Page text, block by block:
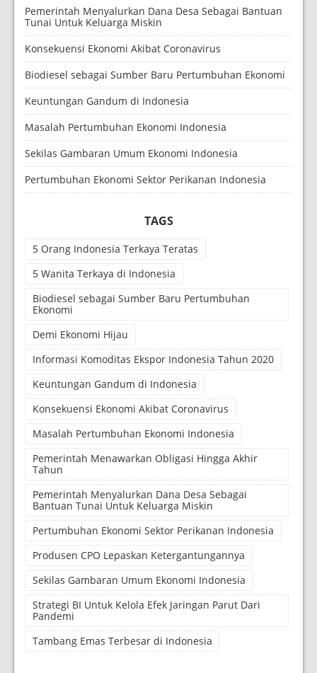
Pemerintah Menyalurkan Dana Desa Sebagai Bantuan
Tunai Untuk Keluarga Miskin
Konsekuensi Ekonomi Akibat Coronavirus
Biodiesel sebagai Sumber Baru Pertumbuhan Ekonomi
Keuntungan Gandum di Indonesia
Masalah Pertumbuhan Ekonomi Indonesia
Sekilas Gambaran Umum Ekonomi Indonesia
Pertumbuhan Ekonomi Sektor Perikanan Indonesia
TAGS
5 Orang Indonesia Terkaya Teratas
5 Wanita Terkaya di Indonesia
Biodiesel sebagai Sumber Baru Pertumbuhan
Ekonomi
Demi Ekonomi Hijau
Informasi Komoditas Ekspor Indonesia Tahun 2020
Keuntungan Gandum di Indonesia
Konsekuensi Ekonomi Akibat Coronavirus
Masalah Pertumbuhan Ekonomi Indonesia
Pemerintah Menawarkan Obligasi Hingga Akhir
Tahun
Pemerintah Menyalurkan Dana Desa Sebagai
Bantuan Tunai Untuk Keluarga Miskin
Pertumbuhan Ekonomi Sektor Perikanan Indonesia
Produsen CPO Lepaskan Ketergantungannya
Sekilas Gambaran Umum Ekonomi Indonesia
Strategi BI Untuk Kelola Efek Jaringan Parut Dari
Pandemi
Tambang Emas Terbesar di Indonesia